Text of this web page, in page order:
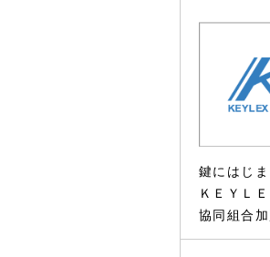
鍵にはじ
ＫＥＹＬ
協同組合